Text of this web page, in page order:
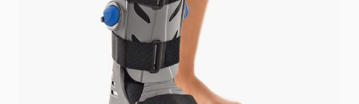
Region in vorgegebener Position Lange Ausführung mit
geringem Gewicht Ergonomisches Design und
komfortable Bedienbarkeit der beiden integrierten und
einzeln regulierbaren Luftpolster
Therapieunterstützende Laufsohle mit sehr guter